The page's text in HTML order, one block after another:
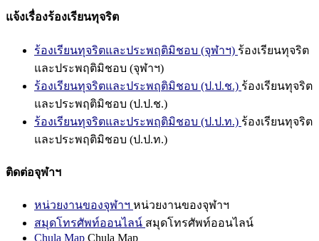
แจ้งเรื่องร้องเรียนทุจริต
ร้องเรียนทุจริตและประพฤติมิชอบ (จุฬาฯ) ร้องเรียนทุจริต
และประพฤติมิชอบ (จุฬาฯ)
ร้องเรียนทุจริตและประพฤติมิชอบ (ป.ป.ช.) ร้องเรียนทุจริต
และประพฤติมิชอบ (ป.ป.ช.)
ร้องเรียนทุจริตและประพฤติมิชอบ (ป.ป.ท.) ร้องเรียนทุจริต
และประพฤติมิชอบ (ป.ป.ท.)
ติดต่อจุฬาฯ
หน่วยงานของจุฬาฯ หน่วยงานของจุฬาฯ
สมุดโทรศัพท์ออนไลน์ สมุดโทรศัพท์ออนไลน์
Chula Map Chula Map